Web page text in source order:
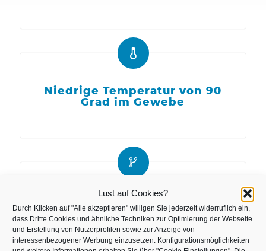
Lust auf Cookies?
Durch Klicken auf "Alle akzeptieren" willigen Sie jederzeit widerruflich ein,
dass Dritte Cookies und ähnliche Techniken zur Optimierung der Webseite
und Erstellung von Nutzerprofilen sowie zur Anzeige von
interessenbezogener Werbung einzusetzen. Konfigurationsmöglichkeiten
Niedrige Temperatur von 90
Grad im Gewebe
„Verschweißt“
Nervenendigungen und
Gefäße